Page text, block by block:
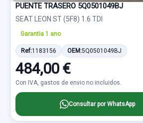
PUENTE TRASERO 5Q0501049BJ
SEAT LEON ST (5F8) 1.6 TDI
Garantia 1 ano
Ref:1183156 OEM:5Q0501049BJ
484,00 €
Con IVA, gastos de envio no incluidos.
Consultar por WhatsApp